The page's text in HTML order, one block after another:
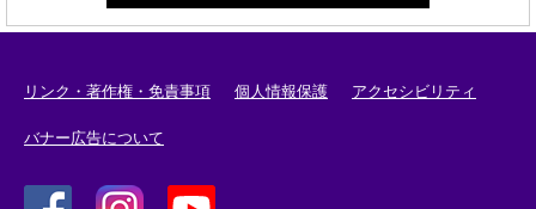
リンク・著作権・免責事項 個人情報保護 アクセシビリティ
バナー広告について